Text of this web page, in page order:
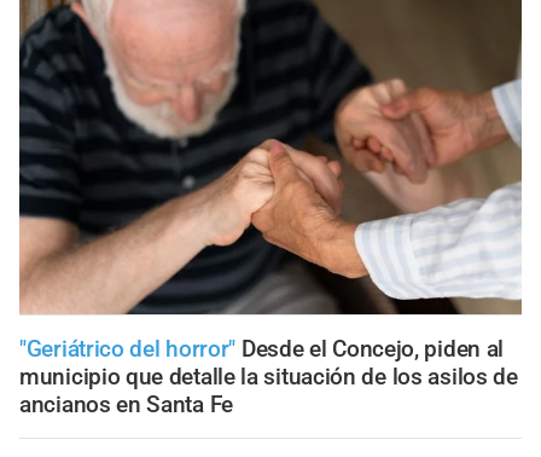
"Geriátrico del horror" Desde el Concejo, piden al
municipio que detalle la situación de los asilos de
ancianos en Santa Fe